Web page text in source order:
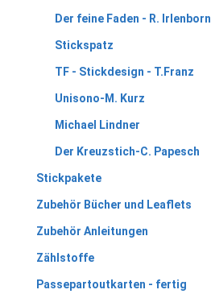
Der feine Faden - R. Irlenborn
Stickspatz
TF - Stickdesign - T.Franz
Unisono-M. Kurz
Michael Lindner
Der Kreuzstich-C. Papesch
Stickpakete
Zubehör Bücher und Leaflets
Zubehör Anleitungen
Zählstoffe
Passepartoutkarten - fertig